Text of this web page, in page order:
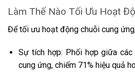
Làm Thế Nào Tối Ưu Hoạt
Để tối ưu hoạt động chuỗi cung
Sự tích hợp: Phối hợp giữa
cung ứng, chiếm 71% hiệu quả